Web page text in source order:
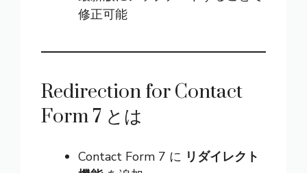
修正可能
Redirection for Contact
Form 7 とは
Contact Form 7 に リダイレクト